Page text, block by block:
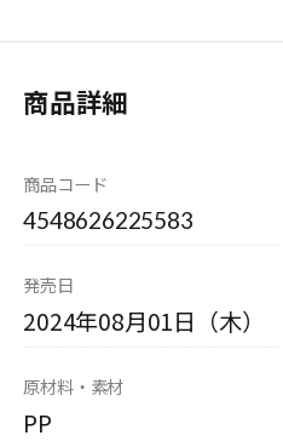
商品詳細
商品コード
4548626225583
発売日
2024年08月01日（木
原材料・素材
PP